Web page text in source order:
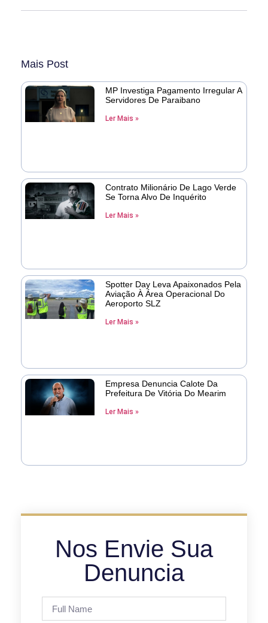
Mais Post
MP Investiga Pagamento Irregular A
Servidores De Paraibano
Ler Mais »
Contrato Milionário De Lago Verde
Se Torna Alvo De Inquérito
Ler Mais »
Spotter Day Leva Apaixonados Pela
Aviação À Área Operacional Do
Aeroporto SLZ
Ler Mais »
Empresa Denuncia Calote Da
Prefeitura De Vitória Do Mearim
Ler Mais »
Nos Envie Sua
Denuncia